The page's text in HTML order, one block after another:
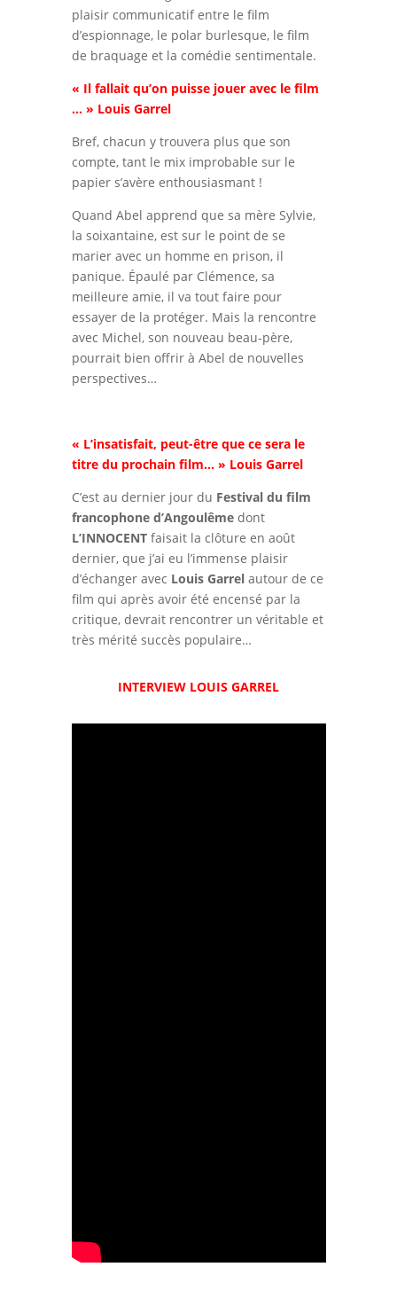
plaisir communicatif entre le film
d’espionnage, le polar burlesque, le film
de braquage et la comédie sentimentale.
« Il fallait qu’on puisse jouer avec le film
… » Louis Garrel
Bref, chacun y trouvera plus que son
compte, tant le mix improbable sur le
papier s’avère enthousiasmant !
Quand Abel apprend que sa mère Sylvie,
la soixantaine, est sur le point de se
marier avec un homme en prison, il
panique. Épaulé par Clémence, sa
meilleure amie, il va tout faire pour
essayer de la protéger. Mais la rencontre
avec Michel, son nouveau beau-père,
pourrait bien offrir à Abel de nouvelles
perspectives…
« L’insatisfait, peut-être que ce sera le
titre du prochain film… » Louis Garrel
C’est au dernier jour du Festival du film
francophone d’Angoulêmedont
L’INNOCENTfaisait la clôture en août
dernier, que j’ai eu l’immense plaisir
d’échanger avec Louis Garrelautour de ce
film qui après avoir été encensé par la
critique, devrait rencontrer un véritable et
très mérité succès populaire…
INTERVIEW LOUIS GARREL